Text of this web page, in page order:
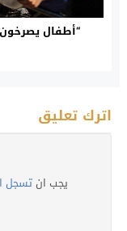
“أطفال
اترك تعليق
يجب انتسجل